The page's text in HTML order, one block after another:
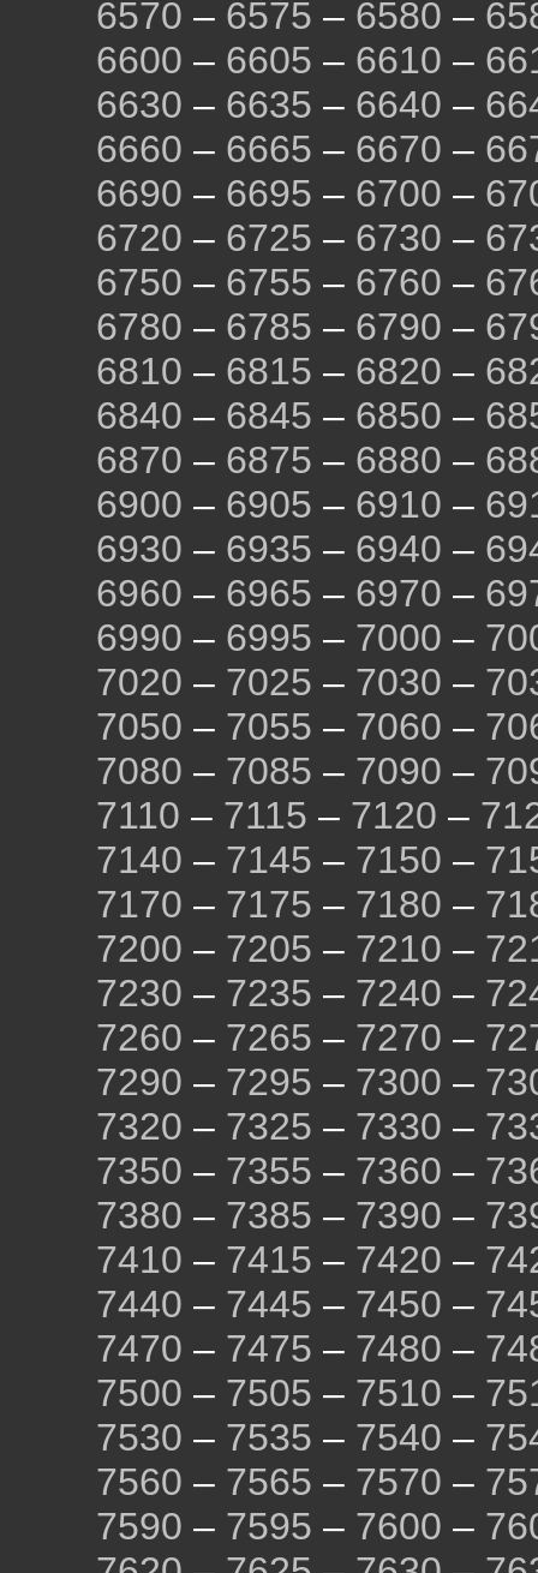
6570 – 6575 – 6580 –
6600 – 6605 – 6610 –
6630 – 6635 – 6640 –
6660 – 6665 – 6670 –
6690 – 6695 – 6700 –
6720 – 6725 – 6730 –
6750 – 6755 – 6760 –
6780 – 6785 – 6790 –
6810 – 6815 – 6820 –
6840 – 6845 – 6850 –
6870 – 6875 – 6880 –
6900 – 6905 – 6910 –
6930 – 6935 – 6940 –
6960 – 6965 – 6970 –
6990 – 6995 – 7000 –
7020 – 7025 – 7030 –
7050 – 7055 – 7060 –
7080 – 7085 – 7090 –
7110 – 7115 – 7120 –
7140 – 7145 – 7150 –
7170 – 7175 – 7180 –
7200 – 7205 – 7210 –
7230 – 7235 – 7240 –
7260 – 7265 – 7270 –
7290 – 7295 – 7300 –
7320 – 7325 – 7330 –
7350 – 7355 – 7360 –
7380 – 7385 – 7390 –
7410 – 7415 – 7420 –
7440 – 7445 – 7450 –
7470 – 7475 – 7480 –
7500 – 7505 – 7510 –
7530 – 7535 – 7540 –
7560 – 7565 – 7570 –
7590 – 7595 – 7600 –